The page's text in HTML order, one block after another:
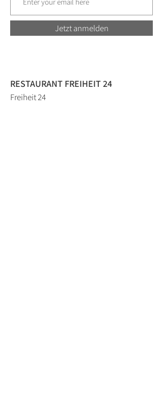
Jetzt anmelden
RESTAURANT FREIHEIT 24
Freiheit 24